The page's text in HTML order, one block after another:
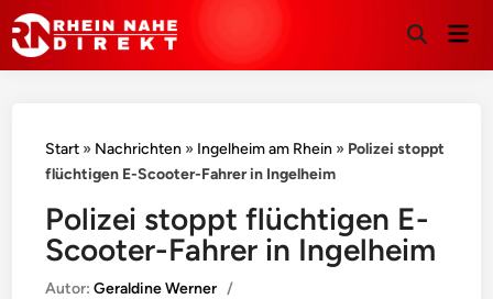
Suche
Start » Nachrichten » Ingelheim am Rhein » Polizei stoppt
flüchtigen E-Scooter-Fahrer in Ingelheim
Polizei stoppt flüchtigen E-
Scooter-Fahrer in Ingelheim
Autor:Geraldine Werner /